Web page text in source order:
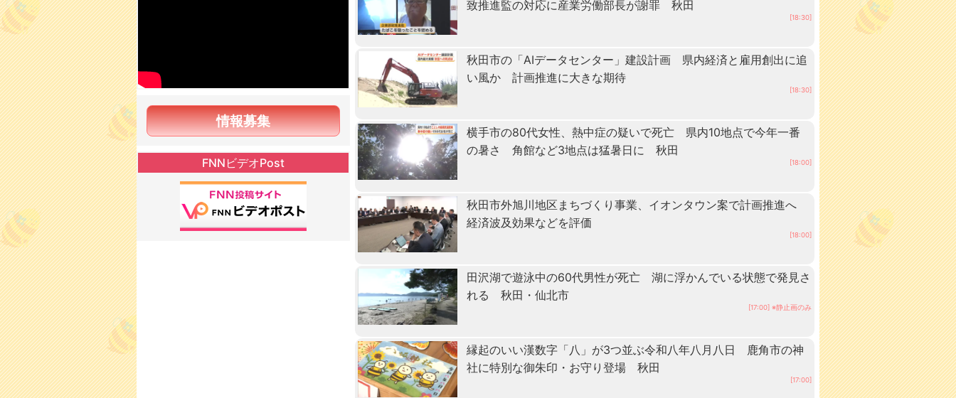
致推進監の対応に産業労働部長が謝罪 秋田
[18:30]
秋田市の「AIデータセンター」建設計画 県内経済と雇用創出に追
い風か 計画推進に大きな期待
[18:30]
横手市の80代女性、熱中症の疑いで死亡 県内10地点で今年一番
の暑さ 角館など3地点は猛暑日に 秋田
[18:00]
秋田市外旭川地区まちづくり事業、イオンタウン案で計画推進へ
経済波及効果などを評価
[18:00]
田沢湖で遊泳中の60代男性が死亡 湖に浮かんでいる状態で発見さ
れる 秋田・仙北市
[17:00] ※静止画のみ
縁起のいい漢数字「八」が3つ並ぶ令和八年八月八日 鹿角市の神
社に特別な御朱印・お守り登場 秋田
[17:00]
情報募集
FNNビデオPost